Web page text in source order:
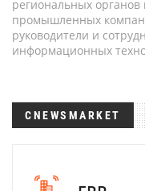
региональных органов
промышленных
руководители и
информационных
CNEWSMARKET